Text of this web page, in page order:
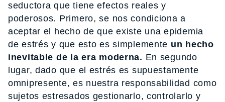
seductora que tiene efectos reales y
poderosos. Primero, se nos condiciona a
aceptar el hecho de que existe una epidemia
de estrés y que esto es simplemente un hecho
inevitable de la era moderna. En segundo
lugar, dado que el estrés es supuestamente
omnipresente, es nuestra responsabilidad como
sujetos estresados gestionarlo, controlarlo y